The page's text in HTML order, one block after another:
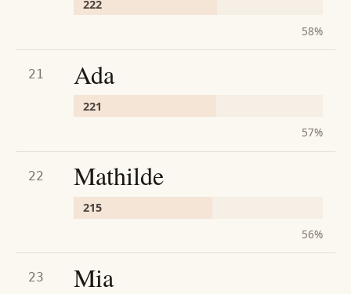
222
58%
21 Ada
221
57%
22 Mathilde
215
56%
23 Mia